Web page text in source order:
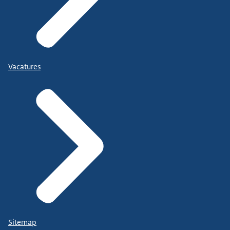
Vacatures
Sitemap